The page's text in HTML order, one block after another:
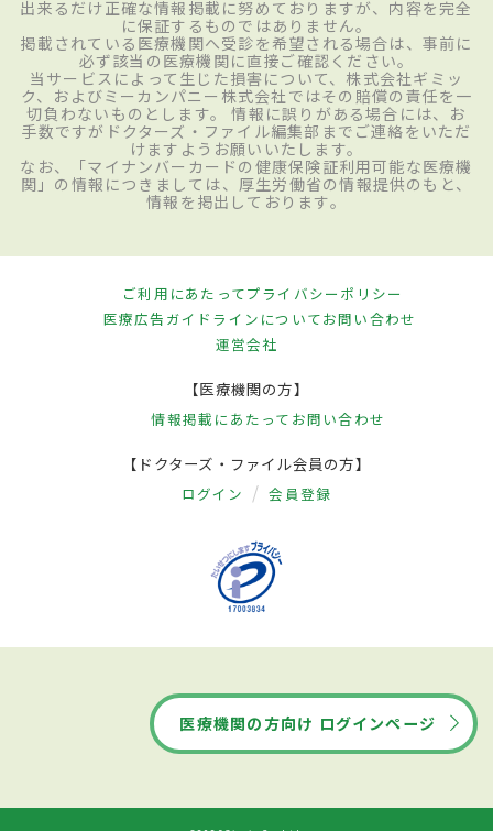
出来るだけ正確な情報掲載に努めておりますが、内容を完全
に保証するものではありません。
掲載されている医療機関へ受診を希望される場合は、事前に
必ず該当の医療機関に直接ご確認ください。
当サービスによって生じた損害について、株式会社ギミッ
ク、およびミーカンパニー株式会社ではその賠償の責任を一
切負わないものとします。 情報に誤りがある場合には、お
手数ですがドクターズ・ファイル編集部までご連絡をいただ
けますようお願いいたします。
なお、「マイナンバーカードの健康保険証利用可能な医療機
関」の情報につきましては、厚生労働省の情報提供のもと、
情報を掲出しております。
ご利用にあたってプライバシーポリシー
医療広告ガイドラインについてお問い合わせ
運営会社
【医療機関の方】
情報掲載にあたって お問い合わせ
【ドクターズ・ファイル会員の方】
ログイン 会員登録
医療機関の方向け ログインページ